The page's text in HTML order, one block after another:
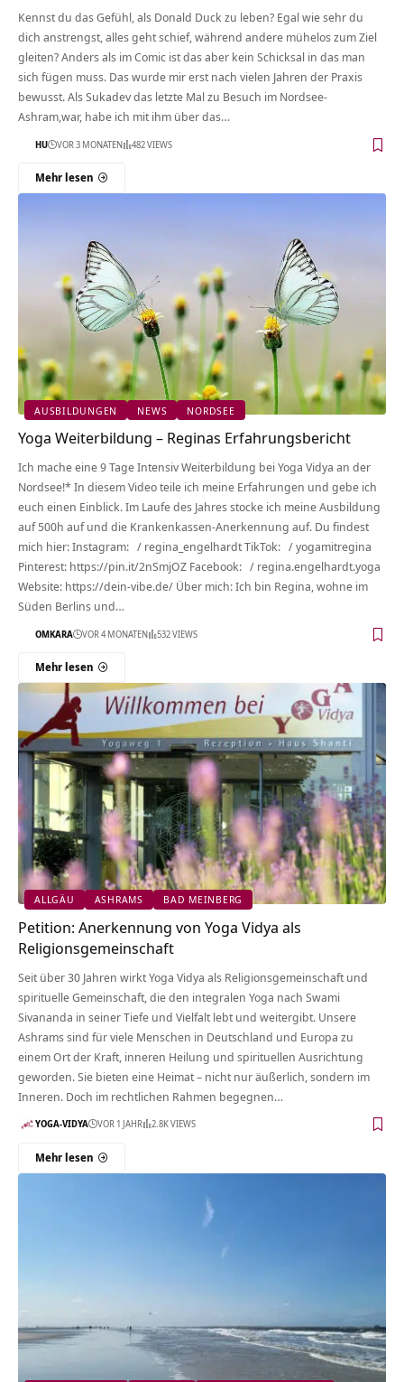
Kennst du das Gefühl, als Donald Duck zu leben? Egal wie sehr du
dich anstrengst, alles geht schief, während andere mühelos zum Ziel
gleiten? Anders als im Comic ist das aber kein Schicksal in das man
sich fügen muss. Das wurde mir erst nach vielen Jahren der Praxis
bewusst. Als Sukadev das letzte Mal zu Besuch im Nordsee-
Ashram,war, habe ich mit ihm über das…
HU VOR 3 MONATEN 482 VIEWS
Mehr lesen
AUSBILDUNGEN NEWS NORDSEE
Yoga Weiterbildung – Reginas Erfahrungsbericht
Ich mache eine 9 Tage Intensiv Weiterbildung bei Yoga Vidya an der
Nordsee!* In diesem Video teile ich meine Erfahrungen und gebe ich
euch einen Einblick. Im Laufe des Jahres stocke ich meine Ausbildung
auf 500h auf und die Krankenkassen-Anerkennung auf. Du findest
mich hier: Instagram: / regina_engelhardt TikTok: / yogamitregina
Pinterest: https://pin.it/2nSmjOZ Facebook: / regina.engelhardt.yoga
Website: https://dein-vibe.de/ Über mich: Ich bin Regina, wohne im
Süden Berlins und…
OMKARA VOR 4 MONATEN 532 VIEWS
Mehr lesen
ALLGÄU ASHRAMS BAD MEINBERG
Petition: Anerkennung von Yoga Vidya als
Religionsgemeinschaft
Seit über 30 Jahren wirkt Yoga Vidya als Religionsgemeinschaft und
spirituelle Gemeinschaft, die den integralen Yoga nach Swami
Sivananda in seiner Tiefe und Vielfalt lebt und weitergibt. Unsere
Ashrams sind für viele Menschen in Deutschland und Europa zu
einem Ort der Kraft, inneren Heilung und spirituellen Ausrichtung
geworden. Sie bieten eine Heimat – nicht nur äußerlich, sondern im
Inneren. Doch im rechtlichen Rahmen begegnen…
YOGA-VIDYA VOR 1 JAHR 2.8K VIEWS
Mehr lesen